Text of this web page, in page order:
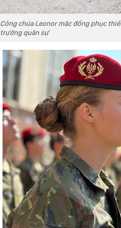
Công chúa Leonor mặc đồng phục
trường quân sự